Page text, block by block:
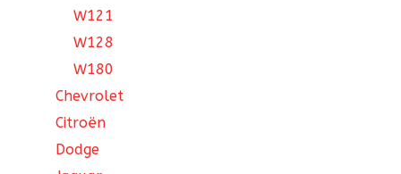
W121
W128
W180
Chevrolet
Citroën
Dodge